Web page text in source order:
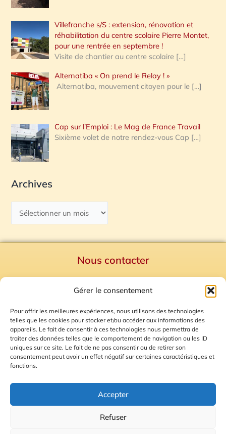
Gérer le consentement
Pour offrir les meilleures expériences, nous utilisons des technologies
telles que les cookies pour stocker et/ou accéder aux informations des
appareils. Le fait de consentir à ces technologies nous permettra de
traiter des données telles que le comportement de navigation ou les ID
uniques sur ce site. Le fait de ne pas consentir ou de retirer son
consentement peut avoir un effet négatif sur certaines caractéristiques et
fonctions.
Accepter
Refuser
Villefranche s/S : extension, rénovation et
réhabilitation du centre scolaire Pierre Montet,
pour une rentrée en septembre !
Visite de chantier au centre scolaire […]
Alternatiba « On prend le Relay ! »
Alternatiba, mouvement citoyen pour le […]
Cap sur l’Emploi : Le Mag de France Travail
Sixième volet de notre rendez-vous Cap […]
Archives
Nous contacter
Mentions Légales
Plan du site
Gestion des Cookies